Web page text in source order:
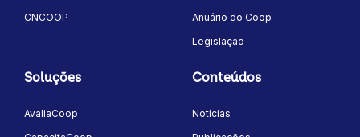
CNCOOP
Anuário do Coop
Legislação
Soluções
AvaliaCoop
Conteúdos
Notícias